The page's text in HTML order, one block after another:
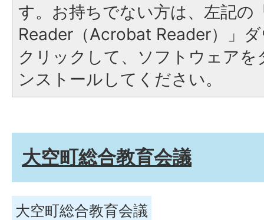
す。お持ちでない方は、左記の
Reader（Acrobat Reader）」
クリックして、ソフトウェア
ンストールしてください。
大空町総合教育会議
大空町総合教育会議